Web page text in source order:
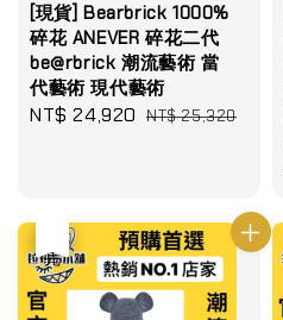
[現貨] Bearbrick 1000%
碎花 ANEVER 碎花二代
be@rbrick 潮流藝術 當
代藝術 現代藝術
Sale
NT$ 24,920 Regular
NT$ 25,320